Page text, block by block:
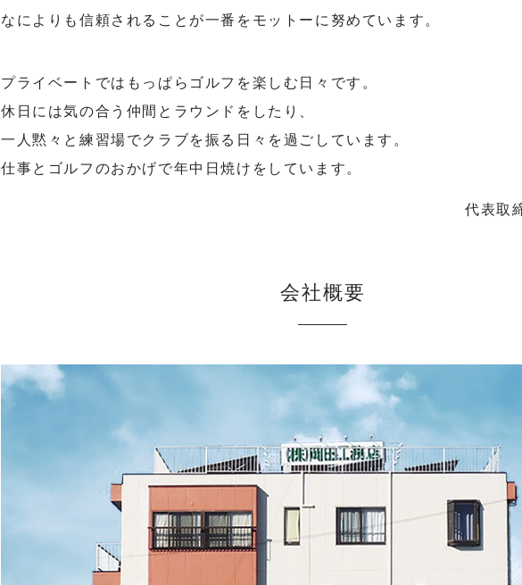
なによりも信頼されることが一番をモットーに努めています。
プライベートではもっぱらゴルフを楽しむ日々です。
休日には気の合う仲間とラウンドをしたり、
一人黙々と練習場でクラブを振る日々を過ごしています。
仕事とゴルフのおかげで年中日焼けをしています。
代表取
会社概要